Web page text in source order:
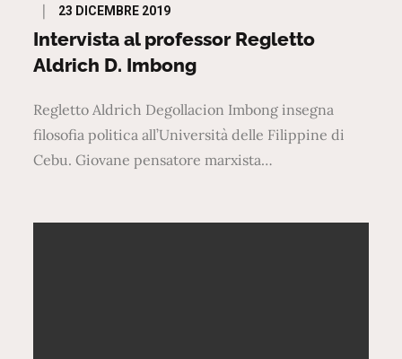
Posted
on
23 DICEMBRE 2019
Intervista al professor Regletto
Aldrich D. Imbong
Regletto Aldrich Degollacion Imbong insegna
filosofia politica all’Università delle Filippine di
Cebu. Giovane pensatore marxista…